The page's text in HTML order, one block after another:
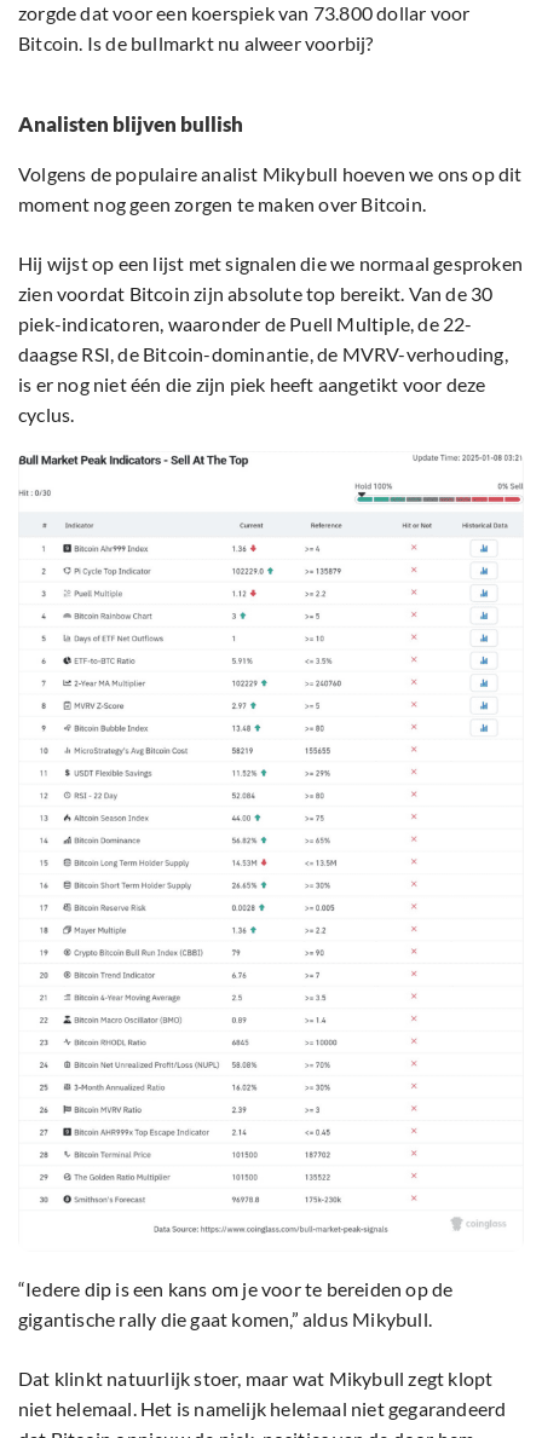
zorgde dat voor een koerspiek van 73.800 dollar voor
Bitcoin. Is de bullmarkt nu alweer voorbij?
Analisten blijven bullish
Volgens de populaire analist Mikybull hoeven we ons op dit
moment nog geen zorgen te maken over Bitcoin.
Hij wijst op een lijst met signalen die we normaal gesproken
zien voordat Bitcoin zijn absolute top bereikt. Van de 30
piek-indicatoren, waaronder de Puell Multiple, de 22-
daagse RSI, de Bitcoin-dominantie, de MVRV-verhouding,
is er nog niet één die zijn piek heeft aangetikt voor deze
cyclus.
“Iedere dip is een kans om je voor te bereiden op de
gigantische rally die gaat komen,” aldus Mikybull.
Dat klinkt natuurlijk stoer, maar wat Mikybull zegt klopt
niet helemaal. Het is namelijk helemaal niet gegarandeerd